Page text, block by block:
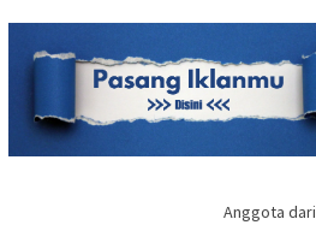
Anggota dari